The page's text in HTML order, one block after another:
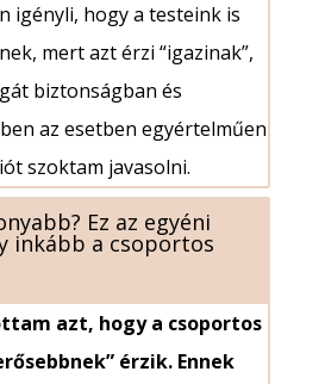
igényli, hogy a testeink is
mert azt érzi “igazinak”,
biztonságban és
az esetben egyértelműen
szoktam javasolni.
Ez az egyéni
inkább a csoportos
azt, hogy a csoportos
érzik. Ennek